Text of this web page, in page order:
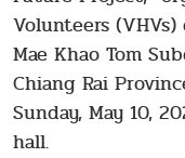
Volunteers (VHVs)
Mae Khao Tom
Chiang Rai
Sunday, May 10,
hall.